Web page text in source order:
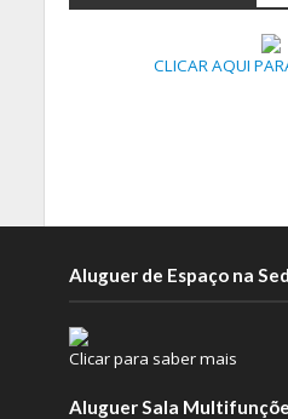
CLICAR AQUI
Aluguer de Espaço na
Clicar para saber mais
Aluguer Sala